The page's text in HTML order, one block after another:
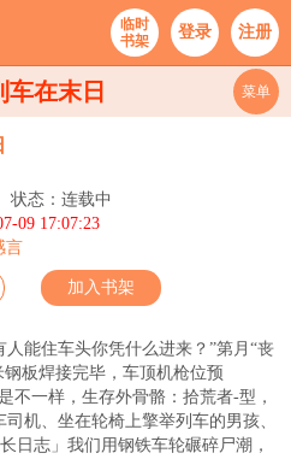
临时
书架
登录 注册
车在末日 菜单
状态：连载中
09 17:07:23
言
加入书架
能住车头你凭什么进来？”第月“丧
板焊接完毕，车顶机枪位预
不一样，生存外骨骼：拾荒者-型，
机、坐在轮椅上擎举列车的男孩、
志」我们用钢铁车轮碾碎尸潮，